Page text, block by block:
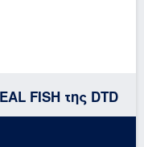
FISH της DTD